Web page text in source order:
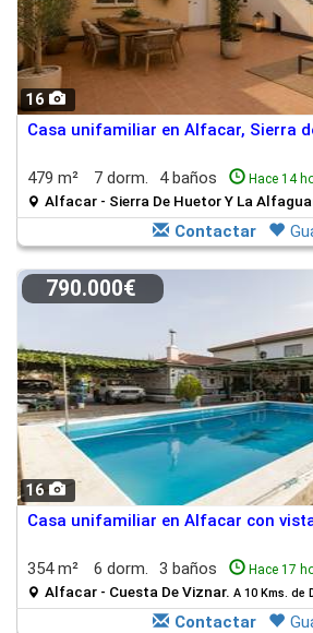
16
Casa unifamiliar en Alfacar, Sierra
479 m² 7 dorm. 4 baños Hace 14
Alfacar - Sierra De Huetor Y La
Contactar
16
790.000€
Casa unifamiliar en Alfacar con
354 m² 6 dorm. 3 baños Hace 17
Alfacar - Cuesta De Viznar. A 10 Kms. de
Contactar